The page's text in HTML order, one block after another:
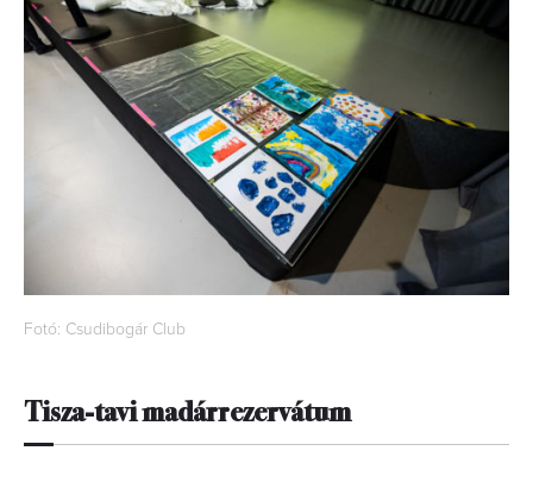
Fotó: Csudibogár Club
Tisza-tavi madárrezervátum